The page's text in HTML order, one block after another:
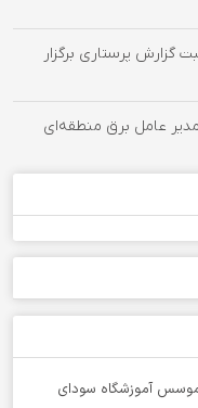
گزارش پرستاری برگزار
مدیر عامل برق منطقه‌ای
آموزشگاه سودای